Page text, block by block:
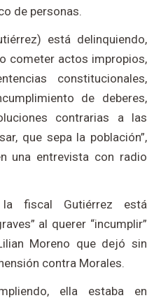
de personas.
está delinquiendo,
cometer actos impropios,
constitucionales,
de deberes,
contrarias a las
que sepa la población”,
una entrevista con radio
fiscal Gutiérrez está
al querer “incumplir”
Moreno que dejó sin
contra Morales.
ella estaba en